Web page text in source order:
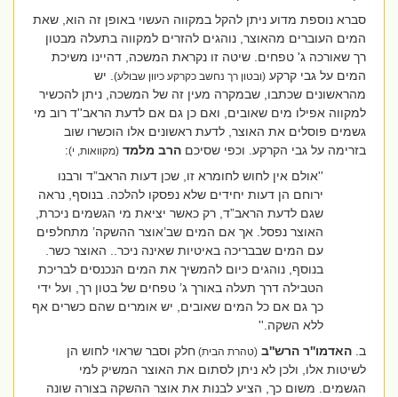
סברא נוספת מדוע ניתן להקל במקווה העשוי באופן זה הוא, שאת
המים העוברים מהאוצר, נוהגים להזרים למקווה בתעלה מבטון
רך שאורכה ג' טפחים. שיטה זו נקראת המשכה, דהיינו משיכת
המים על גבי קרקע(ובטון רך נחשב כקרקע כיוון שבולע). יש
מהראשונים שכתבו, שבמקרה מעין זה של המשכה, ניתן להכשיר
למקווה אפילו מים שאובים, ואם כן גם אם לדעת הראב''ד רוב מי
גשמים פוסלים את האוצר, לדעת ראשונים אלו הוכשרו שוב
בזרימה על גבי הקרקע. וכפי שסיכםהרב מלמד (מקוואות, י):
''אולם אין לחוש לחומרא זו, שכן דעות הראב”ד ורבנו
ירוחם הן דעות יחידים שלא נפסקו להלכה. בנוסף, נראה
שגם לדעת הראב”ד, רק כאשר יציאת מי הגשמים ניכרת,
האוצר נפסל. אך אם המים שב’אוצר ההשקה’ מתחלפים
עם המים שבבריכה באיטיות שאינה ניכר.. האוצר כשר.
בנוסף, נוהגים כיום להמשיך את המים הנכנסים לבריכת
הטבילה דרך תעלה באורך ג’ טפחים של בטון רך, ועל ידי
כך גם אם כל המים שאובים, יש אומרים שהם כשרים אף
ללא השקה.''
ב.האדמו''ר הרש''ב (טהרת הבית)חלק וסבר שראוי לחוש הן
לשיטות אלו, ולכן לא ניתן לסתום את האוצר המשיק למי
הגשמים. משום כך, הציע לבנות את אוצר ההשקה בצורה שונה